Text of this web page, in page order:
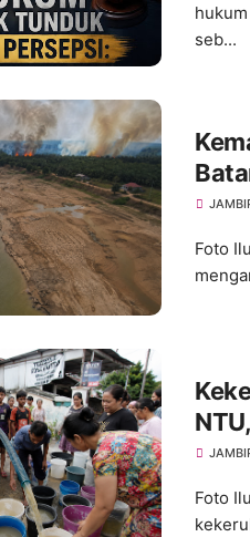
seb...
Foto
Foto